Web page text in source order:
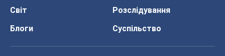
Світ
Розслідування
Блоги
Суспільство